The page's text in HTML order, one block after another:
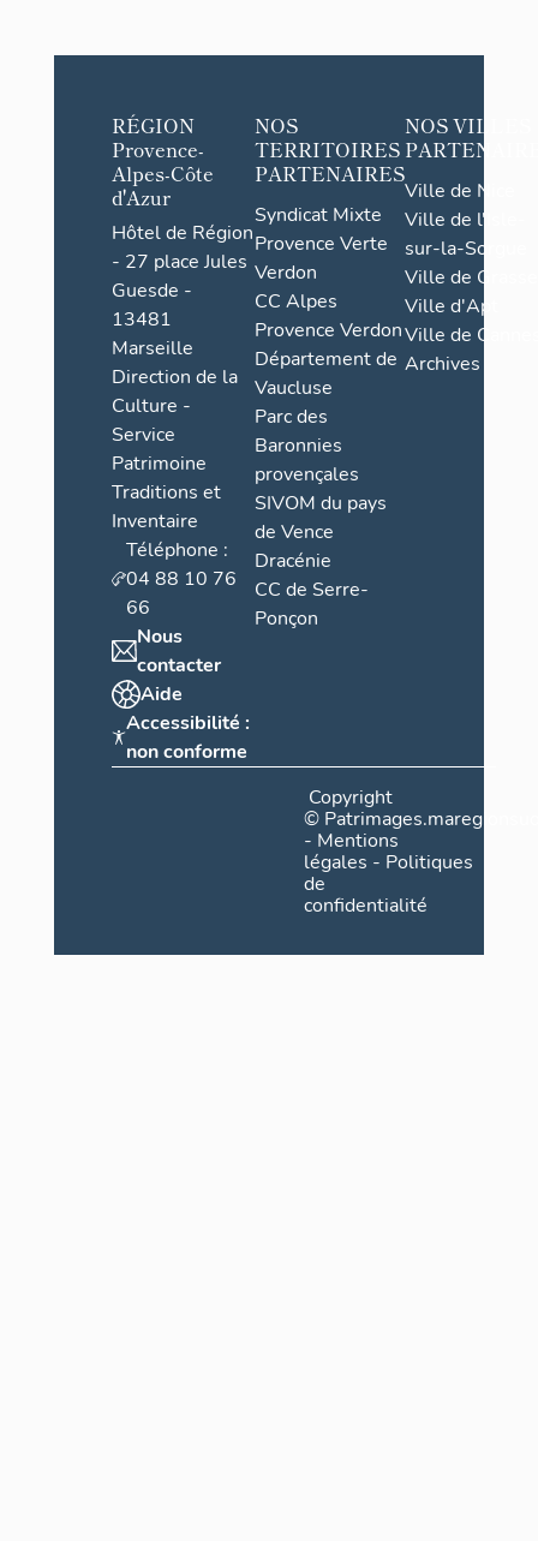
RÉGION
Provence-
Alpes-Côte
d'Azur
Hôtel de Région
- 27 place Jules
Guesde -
13481
Marseille
Direction de la
Culture -
Service
Patrimoine
Traditions et
Inventaire
Téléphone :
04 88 10 76
66
Nous
contacter
Aide
Accessibilité :
non conforme
NOS
TERRITOIRES
PARTENAIRES
Syndicat Mixte
Provence Verte
Verdon
CC Alpes
Provence Verdon
Département de
Vaucluse
Parc des
Baronnies
provençales
SIVOM du pays
de Vence
Dracénie
CC de Serre-
Ponçon
NOS VILLES
Ville de Nice
Ville de l'Isle-
sur-la-Sorgue
Ville de Grasse
Ville d'Apt
Ville de
Archives
Copyright
©
- Mentions
légales - Politiques
de
confidentialité